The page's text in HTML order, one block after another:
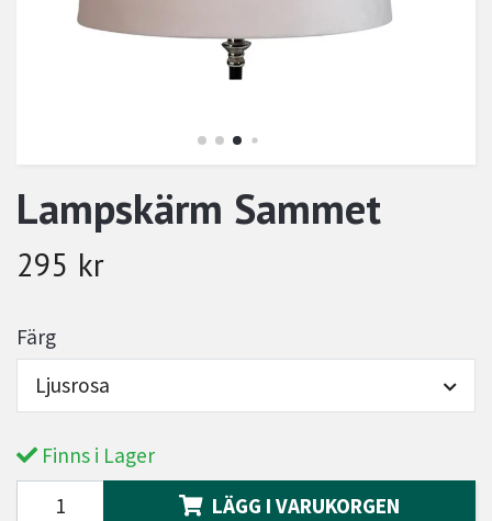
Lampskärm Sammet
295 kr
Färg
Ljusrosa
Finns i Lager
LÄGG I VARUKORGEN